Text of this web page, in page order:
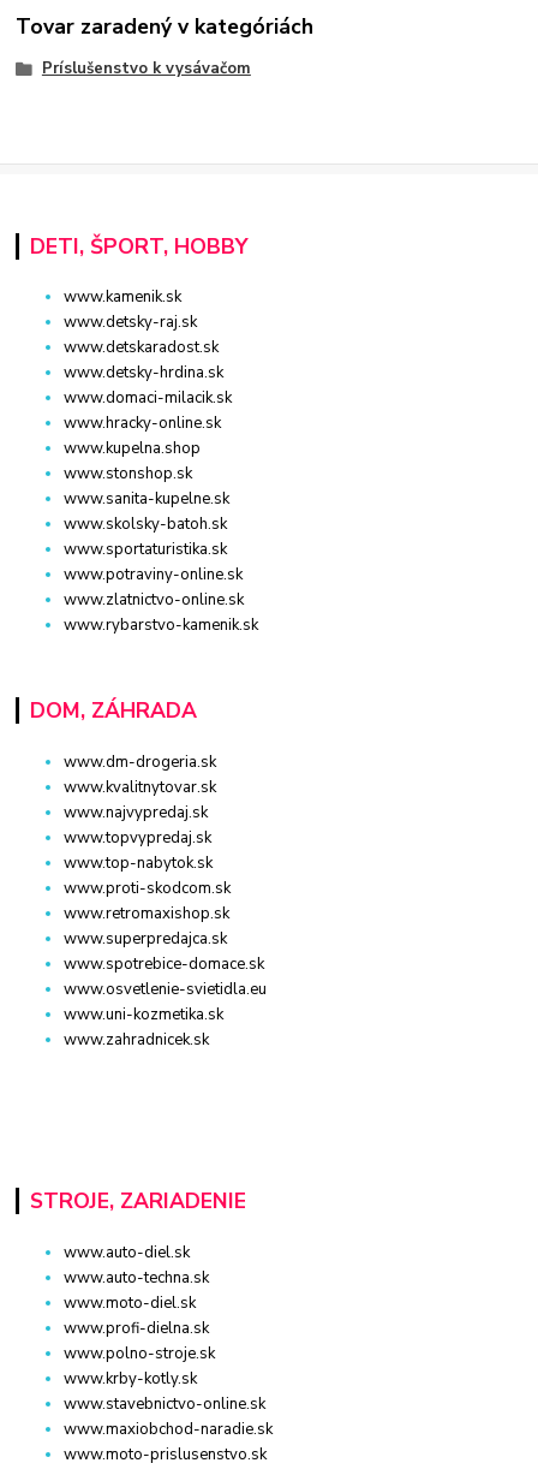
Tovar zaradený v kategóriách
Príslušenstvo k vysávačom
DETI, ŠPORT, HOBBY
www.kamenik.sk
www.detsky-raj.sk
www.detskaradost.sk
www.detsky-hrdina.sk
www.domaci-milacik.sk
www.hracky-online.sk
www.kupelna.shop
www.stonshop.sk
www.sanita-kupelne.sk
www.skolsky-batoh.sk
www.sportaturistika.sk
www.potraviny-online.sk
www.zlatnictvo-online.sk
www.rybarstvo-kamenik.sk
DOM, ZÁHRADA
www.dm-drogeria.sk
www.kvalitnytovar.sk
www.najvypredaj.sk
www.topvypredaj.sk
www.top-nabytok.sk
www.proti-skodcom.sk
www.retromaxishop.sk
www.superpredajca.sk
www.spotrebice-domace.sk
www.osvetlenie-svietidla.eu
www.uni-kozmetika.sk
www.zahradnicek.sk
STROJE, ZARIADENIE
www.auto-diel.sk
www.auto-techna.sk
www.moto-diel.sk
www.profi-dielna.sk
www.polno-stroje.sk
www.krby-kotly.sk
www.stavebnictvo-online.sk
www.maxiobchod-naradie.sk
www.moto-prislusenstvo.sk